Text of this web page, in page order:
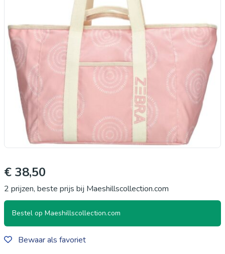
€ 38,50
2 prijzen, beste prijs bij Maeshillscollection.com
Bestel op Maeshillscollection.com
Bewaar als favoriet